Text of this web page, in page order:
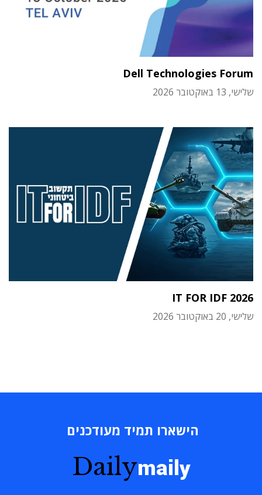
Dell Technologies Forum
שלישי, 13 באוקטובר 2026
IT FOR IDF 2026
שלישי, 20 באוקטובר 2026
הישארו תמיד מעודכנים
Dailymaily